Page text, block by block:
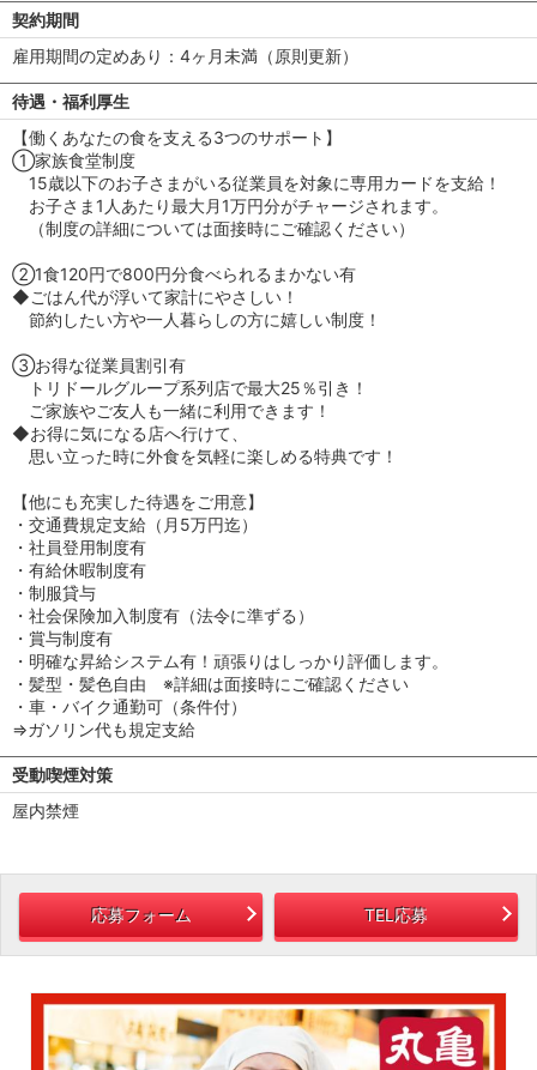
契約期間
雇用期間の定めあり：4ヶ月未満（原則更新）
待遇・福利厚生
【働くあなたの食を支える3つのサポート】
①家族食堂制度
15歳以下のお子さまがいる従業員を対象に専用カードを支給！
お子さま1人あたり最大月1万円分がチャージされます。
（制度の詳細については面接時にご確認ください）
②1食120円で800円分食べられるまかない有
◆ごはん代が浮いて家計にやさしい！
節約したい方や一人暮らしの方に嬉しい制度！
③お得な従業員割引有
トリドールグループ系列店で最大25％引き！
ご家族やご友人も一緒に利用できます！
◆お得に気になる店へ行けて、
思い立った時に外食を気軽に楽しめる特典です！
【他にも充実した待遇をご用意】
・交通費規定支給（月5万円迄）
・社員登用制度有
・有給休暇制度有
・制服貸与
・社会保険加入制度有（法令に準ずる）
・賞与制度有
・明確な昇給システム有！頑張りはしっかり評価します。
・髪型・髪色自由 ※詳細は面接時にご確認ください
・車・バイク通勤可（条件付）
⇒ガソリン代も規定支給
受動喫煙対策
屋内禁煙
応募フォーム TEL応募